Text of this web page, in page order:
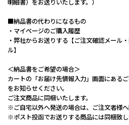
明細書）をお送りいたします。）
■納品書の代わりになるもの
・マイぺージのご購入履歴
・弊社からお送りする【ご注文確認メール
ル】
＜納品書をご希望の場合＞
カートの「お届け先情報入力」画面にある
をお知らせください。
ご注文商品に同梱いたします。
※ご自宅以外へ発送の場合は、ご注文者様へ
※ポスト投函でお送りする商品には同梱致し